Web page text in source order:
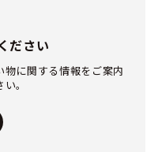
ださい
に関する情報をご案内
。